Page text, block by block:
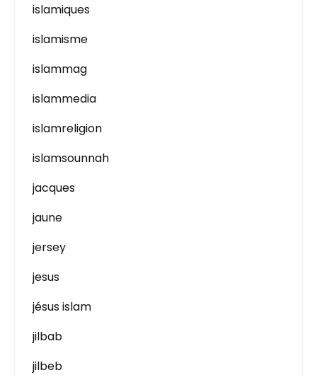
islamiques
islamisme
islammag
islammedia
islamreligion
islamsounnah
jacques
jaune
jersey
jesus
jésus islam
jilbab
jilbeb